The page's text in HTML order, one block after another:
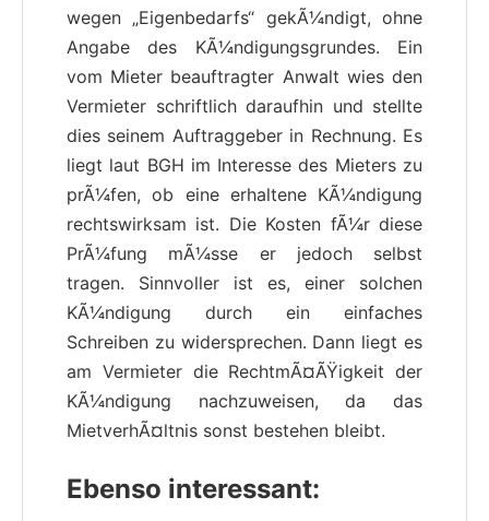
wegen „Eigenbedarfs“ gekÃ¼ndigt, ohne
Angabe des KÃ¼ndigungsgrundes. Ein
vom Mieter beauftragter Anwalt wies den
Vermieter schriftlich daraufhin und stellte
dies seinem Auftraggeber in Rechnung. Es
liegt laut BGH im Interesse des Mieters zu
prÃ¼fen, ob eine erhaltene KÃ¼ndigung
rechtswirksam ist. Die Kosten fÃ¼r diese
PrÃ¼fung mÃ¼sse er jedoch selbst
tragen. Sinnvoller ist es, einer solchen
KÃ¼ndigung durch ein einfaches
Schreiben zu widersprechen. Dann liegt es
am Vermieter die RechtmÃ¤ÃŸigkeit der
KÃ¼ndigung nachzuweisen, da das
MietverhÃ¤ltnis sonst bestehen bleibt.
Ebenso interessant: